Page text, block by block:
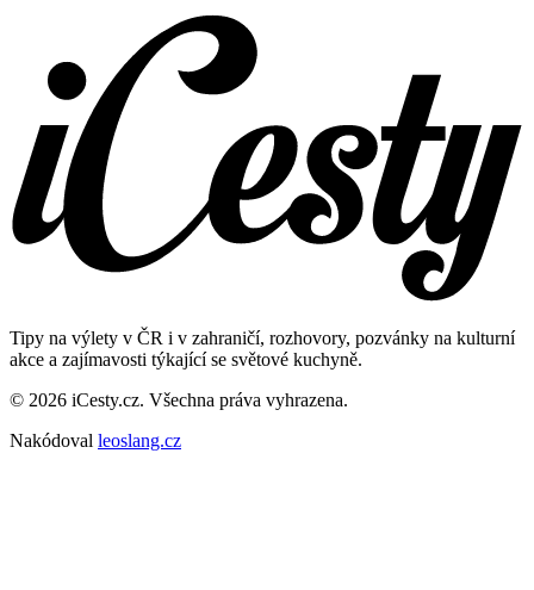
Tipy na výlety v ČR i v zahraničí, rozhovory, pozvánky na kulturní
akce a zajímavosti týkající se světové kuchyně.
© 2026 iCesty.cz. Všechna práva vyhrazena.
Nakódoval leoslang.cz